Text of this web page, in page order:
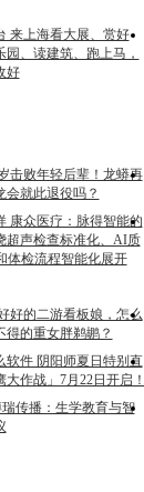
来上海看大展、赏好
园、读建筑、跑上马，
好
击败年轻后辈！龙蟒再
会就此退役吗？
康众医疗：脉得智能的
超声检查标准化、AI质
体检流程智能化展开
好的二游看板娘，怎么
得的重女胖鹈鹕？
软件 阴阳师夏日特别直
作战」7月22日开启！
传播：生学教育与智